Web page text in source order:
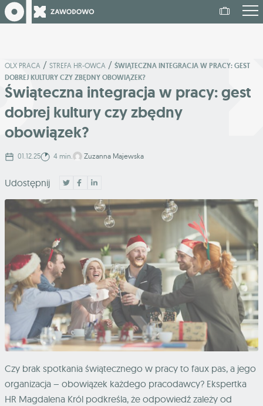
OLX PRACA / STREFA HR-OWCA / ŚWIĄTECZNA INTEGRACJA W PRACY: GEST
DOBREJ KULTURY CZY ZBĘDNY OBOWIĄZEK?
Świąteczna integracja w pracy: gest
dobrej kultury czy zbędny
obowiązek?
01.12.25 4 min. Zuzanna Majewska
Udostępnij
Czy brak spotkania świątecznego w pracy to faux pas, a jego
organizacja – obowiązek każdego pracodawcy? Ekspertka
HR Magdalena Król podkreśla, że odpowiedź zależy od